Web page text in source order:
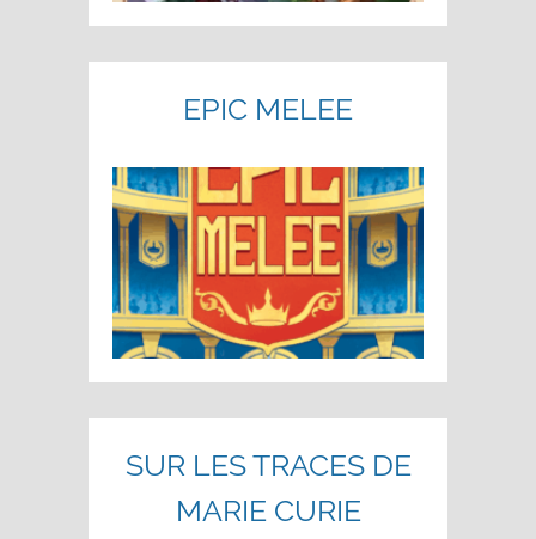
EPIC MELEE
SUR LES TRACES DE
MARIE CURIE